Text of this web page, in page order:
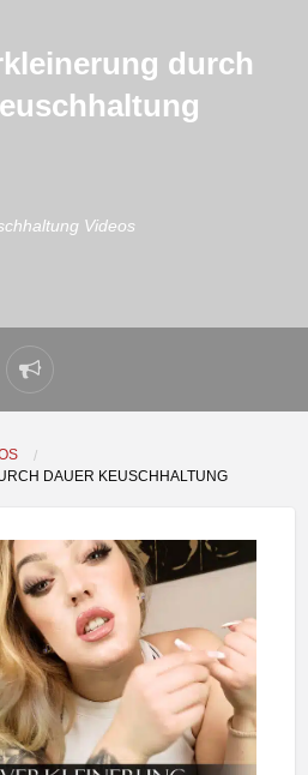
durch
Videos
Problem
melden
DAUER KEUSCHHALTUNG